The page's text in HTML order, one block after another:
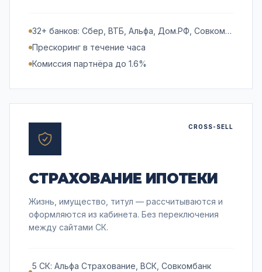
32+ банков: Сбер, ВТБ, Альфа, Дом.РФ, Совком…
Прескоринг в течение часа
Комиссия партнёра до 1.6%
CROSS-SELL
СТРАХОВАНИЕ ИПОТЕКИ
Жизнь, имущество, титул — рассчитываются и
оформляются из кабинета. Без переключения
между сайтами СК.
5 СК: Альфа Страхование, ВСК, Совкомбанк